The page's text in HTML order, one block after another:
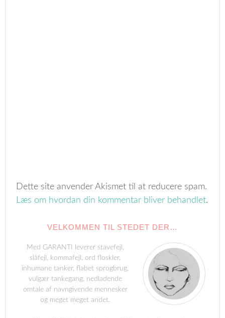
Dette site anvender Akismet til at reducere spam.
Læs om hvordan din kommentar bliver behandlet.
VELKOMMEN TIL STEDET DER…
Med GARANTI leverer stavefejl,
slåfejl, kommafejl, ord floskler,
inhumane tanker, flabet sprogbrug,
vulgær tankegang, nedladende
omtale af navngivende mennesker
og meget meget andet.